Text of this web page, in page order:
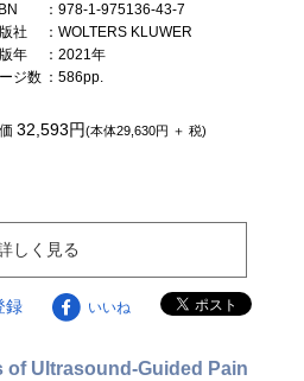
：978-1-975136-43-7
社
：WOLTERS KLUWER
年
：2021年
ジ数 ：586pp.
32,593円(本体29,630円 ＋ 税)
しく見る
録 いいね
of Ultrasound-Guided Pain